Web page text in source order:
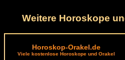
Weitere Horoskope
Horoskop-Orakel.de
Viele kostenlose Horoskope und Orakel